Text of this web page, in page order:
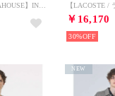
￥16,170
30%
NEW